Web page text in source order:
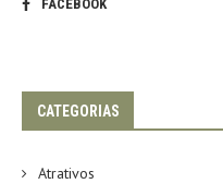
FACEBOOK
CATEGORIAS
Atrativos